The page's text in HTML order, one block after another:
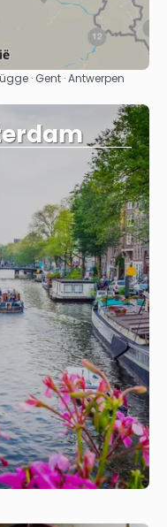
· Gent · Antwerpen